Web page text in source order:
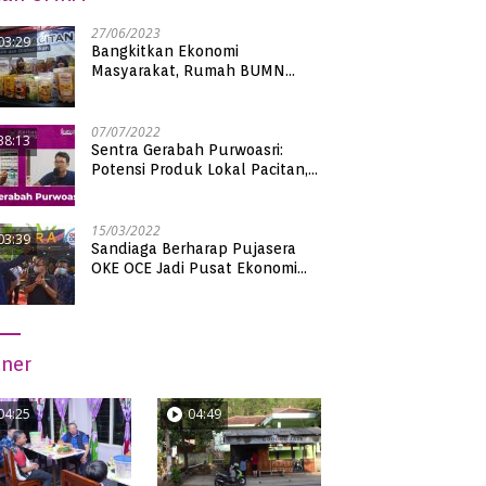
27/06/2023
Bangkitkan Ekonomi
Masyarakat, Rumah BUMN
07/07/2022
Sentra Gerabah Purwoasri:
Potensi Produk Lokal Pacitan,
15/03/2022
Sandiaga Berharap Pujasera
OKE OCE Jadi Pusat Ekonomi
04:49